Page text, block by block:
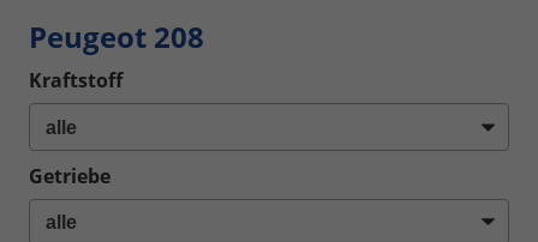
Peugeot 208
Kraftstoff
Getriebe